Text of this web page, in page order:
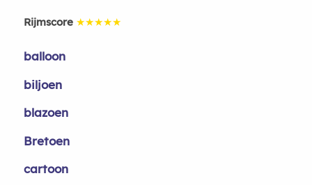
Rijmscore ★★★★★
balloon
biljoen
blazoen
Bretoen
cartoon